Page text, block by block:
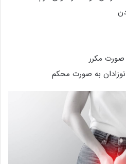
صورت مکرر
نوزادان به صورت محکم